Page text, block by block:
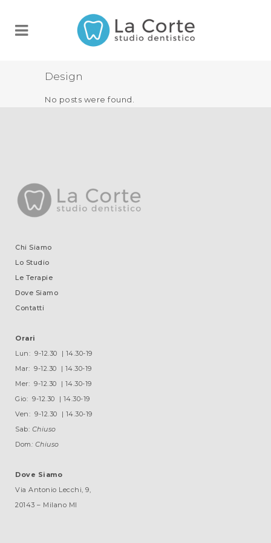
Design
No posts were found.
Chi Siamo
Lo Studio
Le Terapie
Dove Siamo
Contatti
Orari
Lun: 9-12.30 | 14.30-19
Mar: 9-12.30 | 14.30-19
Mer: 9-12.30 | 14.30-19
Gio: 9-12.30 | 14.30-19
Ven: 9-12.30 | 14.30-19
Sab: Chiuso
Dom: Chiuso
Dove Siamo
Via Antonio Lecchi, 9,
20143 – Milano MI
Le tue preferenze relative alla privacy
Informativa sulla raccolta